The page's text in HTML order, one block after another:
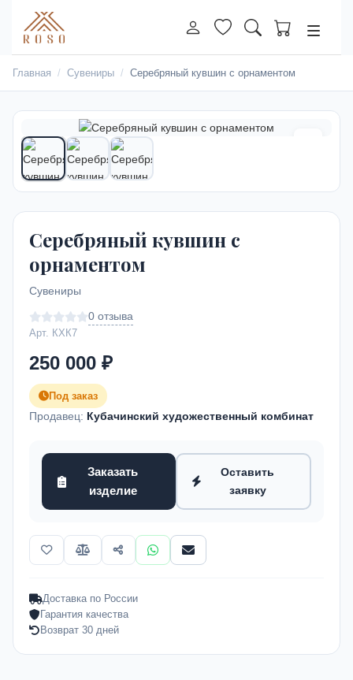
Главная Сувениры Серебряный кувшин с орнаментом
Серебряный кувшин с
орнаментом
Сувениры
0 отзыва
Арт. КХК7
250 000 ₽
Под заказ
Продавец: Кубачинский художественный комбинат
Заказать
изделие
Оставить
заявку
Доставка по России
Гарантия качества
Возврат 30 дней